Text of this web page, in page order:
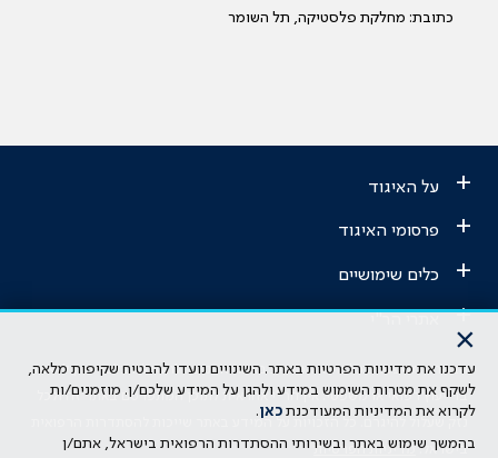
כתובת: מחלקת פלסטיקה, תל השומר
+ על האיגוד
+ פרסומי האיגוד
+ כלים שימושיים
+
הבהרה משפטית: כל נושא המופיע באתר זה נועד להשכלה בלבד ואין לראות
בו ייעוץ רפואי או משפטי. אין הר"י אחראית לתוכן המתפרסם באתר זה ולכל
בישראל.מדיניות הפרטיות
×
עדכנו את מדיניות הפרטיות באתר. השינויים נועדו להבטיח שקיפות מלאה,
לשקף את מטרות השימוש במידע ולהגן על המידע שלכם/ן. מוזמנים/ות
לקרוא את המדיניות המעודכנת כאן.
בהמשך שימוש באתר ובשירותי ההסתדרות הרפואית בישראל, אתם/ן